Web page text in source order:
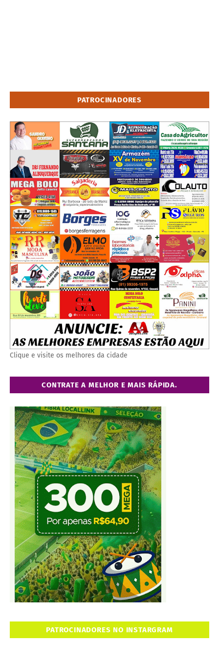
PATROCINADORES
Clique e visite os melhores da cidade
CONTRATE A MELHOR E MAIS RÁPIDA.
PATROCINADORES NO INSTARGRAM